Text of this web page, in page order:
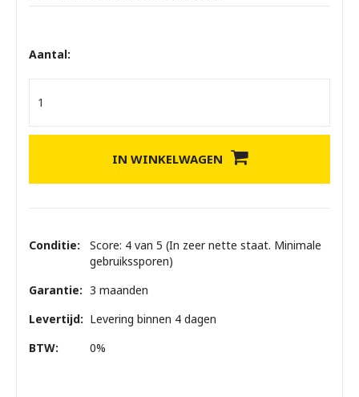
Aantal:
IN WINKELWAGEN
Conditie:
Score: 4 van 5 (In zeer nette staat. Minimale
gebruikssporen)
Garantie: 3 maanden
Levertijd: Levering binnen 4 dagen
BTW:
0%